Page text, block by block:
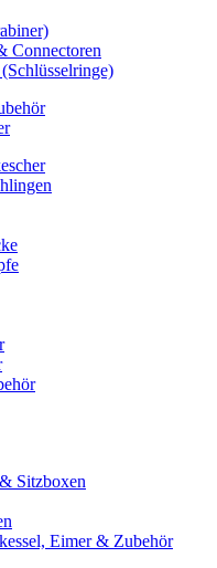
Connectoren
Sitzboxen
Eimer & Zubehör